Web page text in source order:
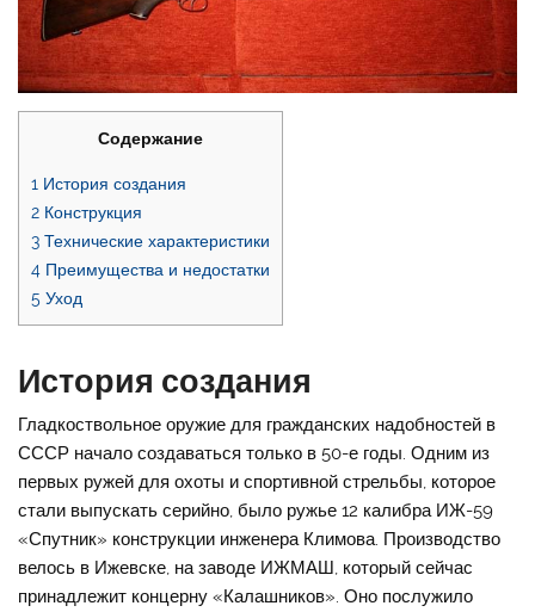
Содержание
1 История создания
2 Конструкция
3 Технические характеристики
4 Преимущества и недостатки
5 Уход
История создания
Гладкоствольное оружие для гражданских надобностей в
СССР начало создаваться только в 50-е годы. Одним из
первых ружей для охоты и спортивной стрельбы, которое
стали выпускать серийно, было ружье 12 калибра ИЖ-59
«Спутник» конструкции инженера Климова. Производство
велось в Ижевске, на заводе ИЖМАШ, который сейчас
принадлежит концерну «Калашников». Оно послужило